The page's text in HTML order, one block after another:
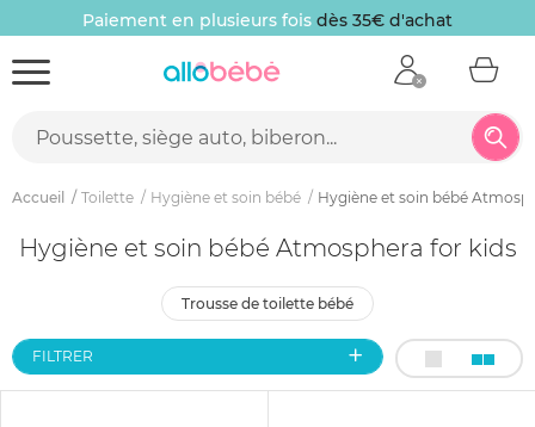
Paiement en plusieurs fois dès 35€ d'achat
Accueil Toilette Hygiène et soin bébé Hygiène et soin bébé
Hygiène et soin bébé Atmosphera for kids
trousse de toilette bébé
FILTRER